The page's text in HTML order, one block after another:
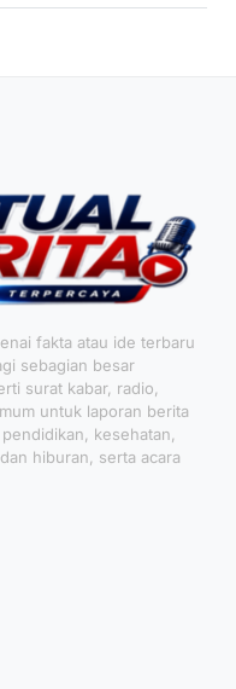
fakta atau ide terbaru
sebagian besar
surat kabar, radio,
untuk laporan berita
kesehatan,
hiburan, serta acara